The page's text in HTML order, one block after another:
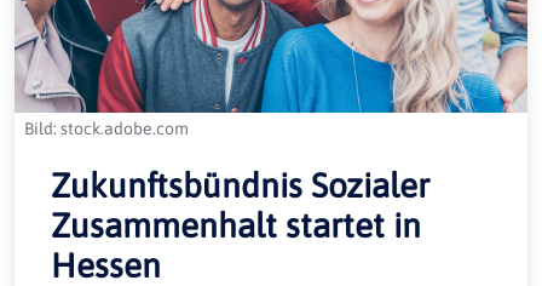
Bild: stock.adobe.com
Zukunftsbündnis Sozialer
Zusammenhalt startet in
Hessen